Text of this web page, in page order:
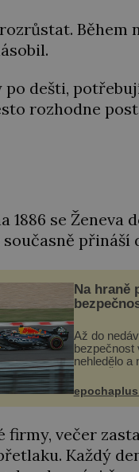
Během
dešti,
rozhodne
1886 se Ženeva
přináší
Na hraně
Až do
bezpečnost
nehledělo a
vršily. Řada
vlastní kůži,
následky
firmy, večer
Každý